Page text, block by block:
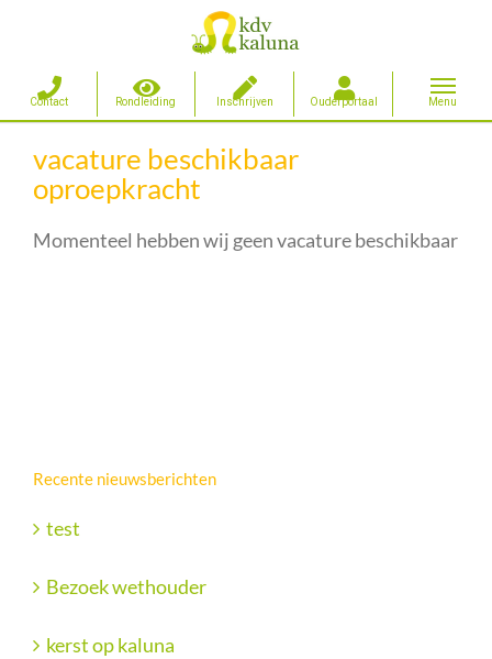
inhoud
vacature beschikbaar
oproepkracht
Momenteel hebben wij geen vacature beschikbaar
Recente nieuwsberichten
test
Bezoek wethouder
kerst op kaluna